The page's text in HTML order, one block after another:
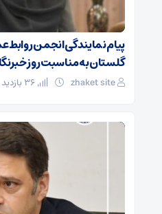
پیام نمایندگی انجمن
گلستان به مناسبت روز
zhaket site